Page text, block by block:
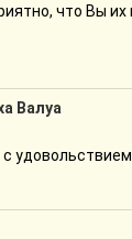
что Вы их
Валуа